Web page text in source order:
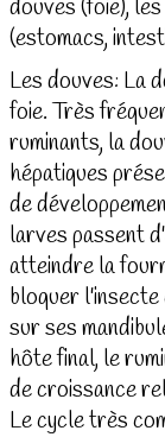
douves (foie),
(estomacs,
Les douves: La
foie. Très
ruminants, la
hépatiques
de
larves passent
atteindre la
bloquer
sur ses
hôte final, le
de croissance
Le cycle très